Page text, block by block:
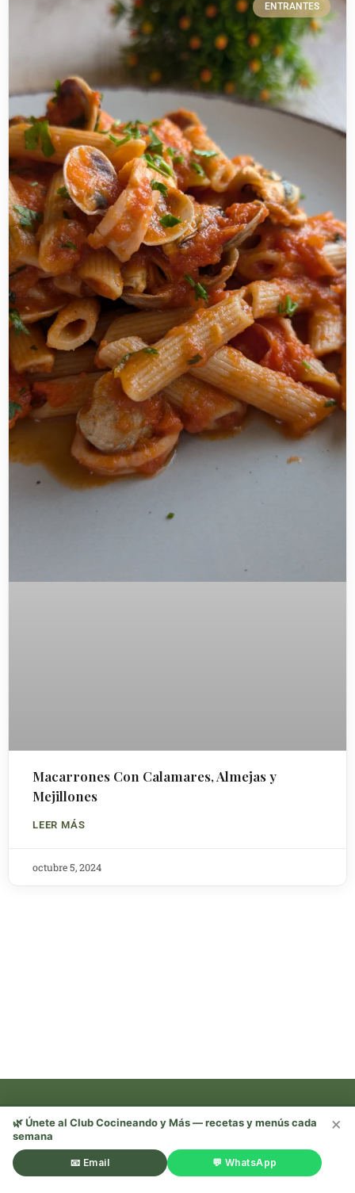
ENTRANTES
Macarrones Con Calamares, Almejas y
Mejillones
LEER MÁS
octubre 5, 2024
Recetas, trucos y mucho más —
¡sígueme en redes! 🌿
×
🌿 Únete al Club Cocineando y Más — recetas y menús cada
semana
📧 Email 💬 WhatsApp